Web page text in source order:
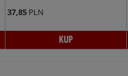
37,85PLN
KUP